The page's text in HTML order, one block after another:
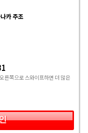
카 주조
른쪽으로 스와이프하면 더 많은